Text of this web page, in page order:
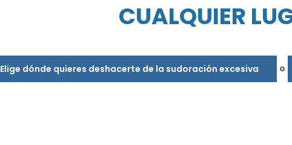
CUALQUIER
Elige dónde quieres deshacerte de la sudoración excesiva o